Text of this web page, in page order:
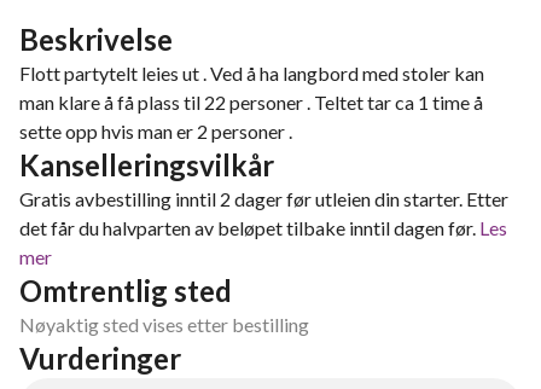
Beskrivelse
Flott partytelt leies ut . Ved å ha langbord med stoler kan
man klare å få plass til 22 personer . Teltet tar ca 1 time å
sette opp hvis man er 2 personer .
Kanselleringsvilkår
Gratis avbestilling inntil 2 dager før utleien din starter. Etter
det får du halvparten av beløpet tilbake inntil dagen før. Les
mer
Omtrentlig sted
Nøyaktig sted vises etter bestilling
Vurderinger